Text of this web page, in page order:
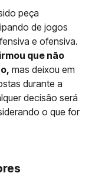
peça
de jogos
e ofensiva.
que não
mas deixou em
durante a
decisão será
o que for